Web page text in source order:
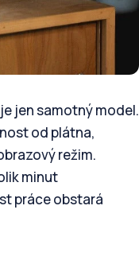
jen samotný model.
od plátna,
režim.
minut
práce obstará